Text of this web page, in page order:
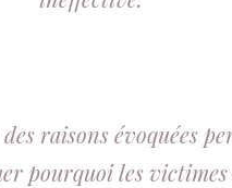
des raisons évoquées
pourquoi les